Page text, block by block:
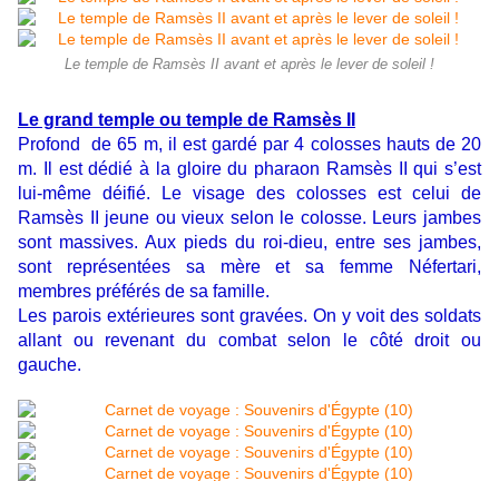
Le temple de Ramsès II avant et après le lever de soleil !
Le grand temple ou temple de Ramsès II
Profond de 65 m, il est gardé par 4 colosses hauts de 20
m. Il est dédié à la gloire du pharaon Ramsès II qui s’est
lui-même déifié. Le visage des colosses est celui de
Ramsès II jeune ou vieux selon le colosse. Leurs jambes
sont massives. Aux pieds du roi-dieu, entre ses jambes,
sont représentées sa mère et sa femme Néfertari,
membres préférés de sa famille.
Les parois extérieures sont gravées. On y voit des soldats
allant ou revenant du combat selon le côté droit ou
gauche.